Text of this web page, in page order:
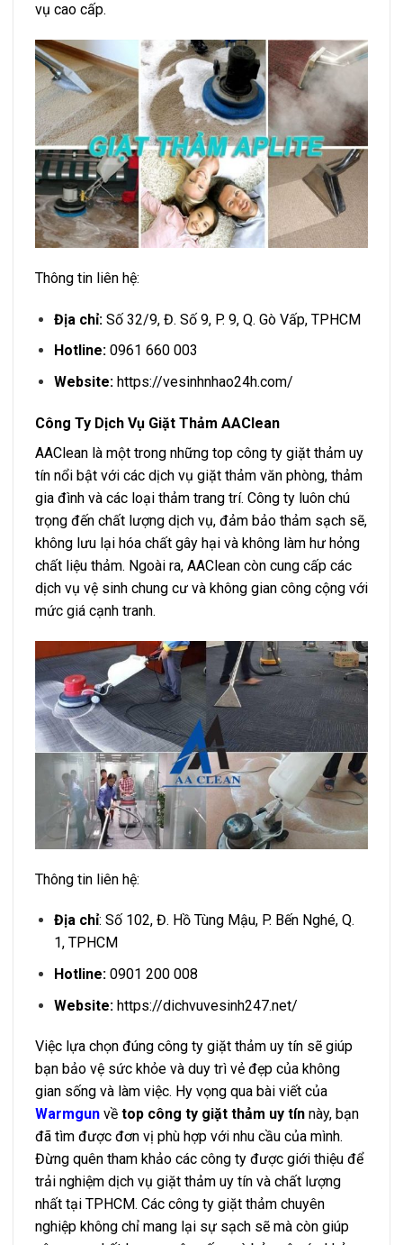
vụ cao cấp.
Thông tin liên hệ:
Địa chỉ:Số 32/9, Đ. Số 9, P. 9, Q. Gò Vấp, TPHCM
Hotline:0961 660 003
Website:https://vesinhnhao24h.com/
Công Ty Dịch Vụ Giặt Thảm AAClean
AAClean là một trong những top công ty giặt thảm uy
tín nổi bật với các dịch vụ giặt thảm văn phòng, thảm
gia đình và các loại thảm trang trí. Công ty luôn chú
trọng đến chất lượng dịch vụ, đảm bảo thảm sạch sẽ,
không lưu lại hóa chất gây hại và không làm hư hỏng
chất liệu thảm. Ngoài ra, AAClean còn cung cấp các
dịch vụ vệ sinh chung cư và không gian công cộng với
mức giá cạnh tranh.
Thông tin liên hệ:
Địa chỉ: Số 102, Đ. Hồ Tùng Mậu, P. Bến Nghé, Q.
1, TPHCM
Hotline:0901 200 008
Website:https://dichvuvesinh247.net/
Việc lựa chọn đúng công ty giặt thảm uy tín sẽ giúp
bạn bảo vệ sức khỏe và duy trì vẻ đẹp của không
gian sống và làm việc. Hy vọng qua bài viết của
Warmgun về top công ty giặt thảm uy tín này, bạn
đã tìm được đơn vị phù hợp với nhu cầu của mình.
Đừng quên tham khảo các công ty được giới thiệu để
trải nghiệm dịch vụ giặt thảm uy tín và chất lượng
nhất tại TPHCM. Các công ty giặt thảm chuyên
nghiệp không chỉ mang lại sự sạch sẽ mà còn giúp